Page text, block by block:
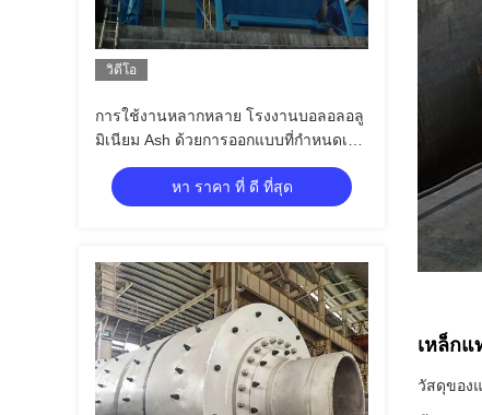
วิดีโอ
การใช้งานหลากหลาย โรงงานบอลอลอลู
มิเนียม Ash ด้วยการออกแบบที่กําหนดเอง
และเวลาถึง 60 นาที
หา ราคา ที่ ดี ที่สุด
เหล็ก
วัสดุของ